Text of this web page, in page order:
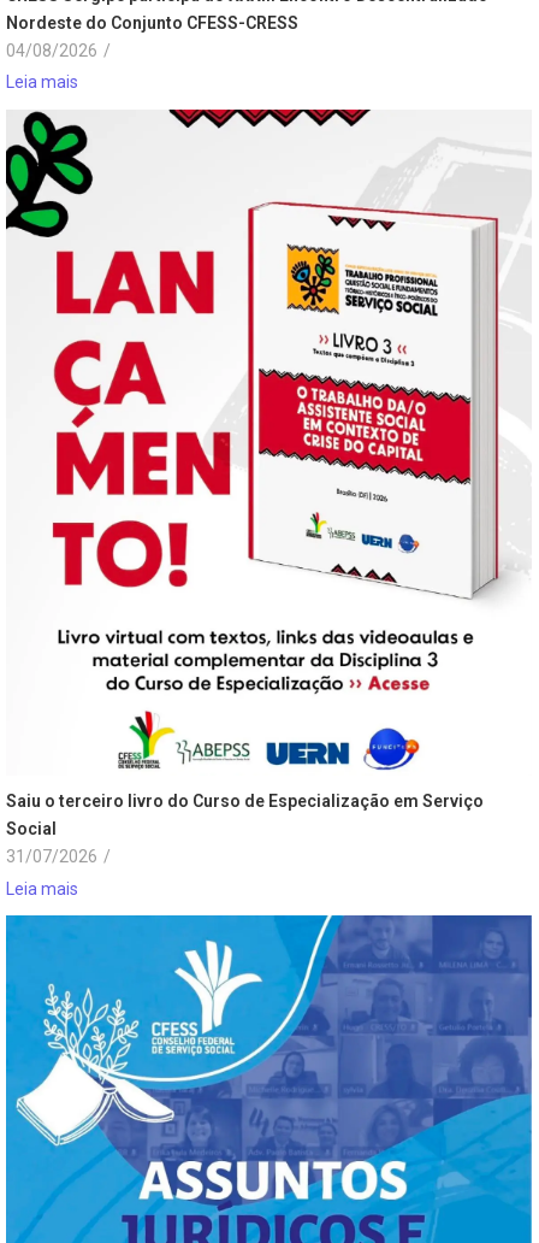
Nordeste do Conjunto CFESS-CRESS
04/08/2026 /
Leia mais
Saiu o terceiro livro do Curso de Especialização em Serviço
Social
31/07/2026 /
Leia mais